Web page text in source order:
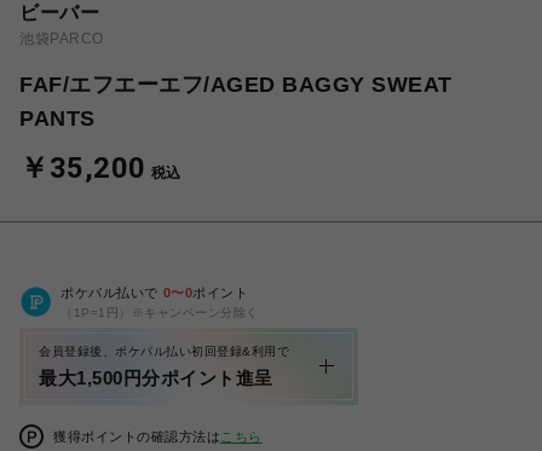
ビーバー
池袋PARCO
FAF/エフエーエフ/AGED BAGGY SWEAT
PANTS
￥35,200 税込
ポケパル払いで 0〜0ポイント
（1P=1円）※キャンペーン分除く
会員登録後、ポケパル払い初回登録&利用で
最大1,500円分ポイント進呈
獲得ポイントの確認方法は こちら